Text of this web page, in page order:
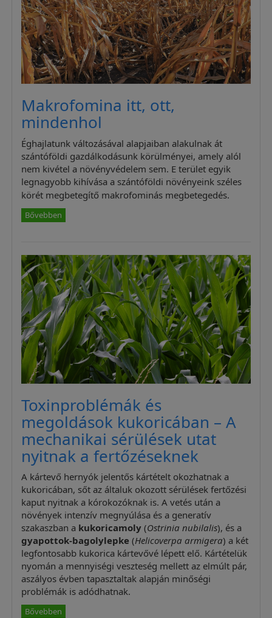
Makrofomina itt, ott,
mindenhol
Éghajlatunk változásával alapjaiban alakulnak át
szántóföldi gazdálkodásunk körülményei, amely alól
nem kivétel a növényvédelem sem. E terület egyik
legnagyobb kihívása a szántóföldi növényeink széles
körét megbetegítő makrofominás megbetegedés.
Bővebben
Toxinproblémák és
megoldások kukoricában – A
mechanikai sérülések utat
nyitnak a fertőzéseknek
A kártevő hernyók jelentős kártételt okozhatnak a
kukoricában, sőt az általuk okozott sérülések fertőzési
kaput nyitnak a kórokozóknak is. A vetés után a
növények intenzív megnyúlása és a generatív
szakaszban a kukoricamoly (Ostrinia nubilalis), és a
gyapottok-bagolylepke (Helicoverpa armigera) a két
legfontosabb kukorica kártevővé lépett elő. Kártételük
nyomán a mennyiségi veszteség mellett az elmúlt pár,
aszályos évben tapasztaltak alapján minőségi
problémák is adódhatnak.
Bővebben